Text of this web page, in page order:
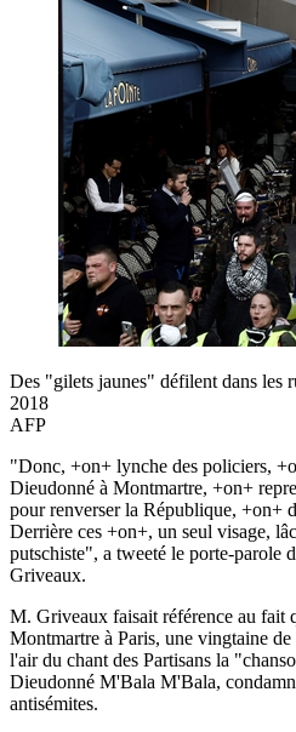
Des "gilets jaunes" défilent dans les
2018
AFP
"Donc, +on+ lynche des policiers,
Dieudonné à Montmartre, +on+
pour renverser la République, +on+
Derrière ces +on+, un seul visage,
putschiste", a tweeté le porte-parole
Griveaux.
M. Griveaux faisait référence au fait
Montmartre à Paris, une vingtaine
l'air du chant des Partisans la
Dieudonné M'Bala M'Bala,
antisémites.